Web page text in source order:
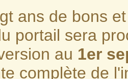
ans de bons
portail sera
au 1er
complète de